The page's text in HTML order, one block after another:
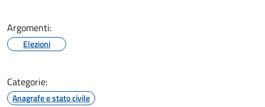
Argomenti:
Elezioni
Categorie:
Anagrafe e stato civile